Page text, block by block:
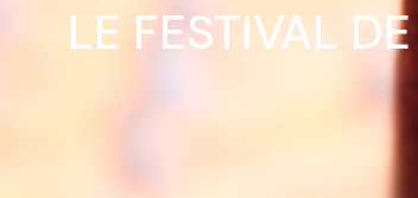
LE FESTIVAL